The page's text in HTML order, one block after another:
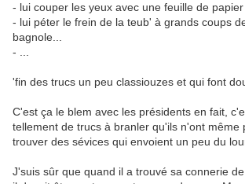
- lui couper les yeux avec une feuille de papier
- lui péter le frein de la teub' à grands coups
bagnole...
- ...
'fin des trucs un peu classiouzes et qui font
C'est ça le blem avec les présidents en fait,
tellement de trucs à branler qu'ils n'ont même
trouver des sévices qui envoient un peu du
J'suis sûr que quand il a trouvé sa connerie